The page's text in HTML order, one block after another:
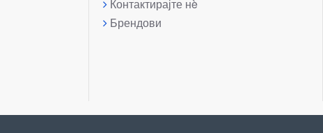
Контактирајте нè
Брендови